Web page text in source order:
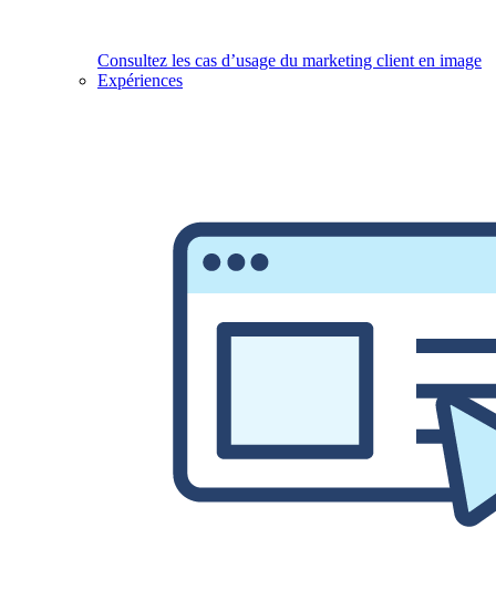
Consultez les cas d’usage du marketing client en image
Expériences